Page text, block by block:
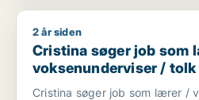
Cristina søger job som lærer /
2 år siden
Cristina søger job som
voksenunderviser /
Cristina søger job som lærer /